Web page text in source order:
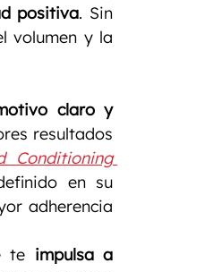
positiva. Sin
volumen y la
claro y
resultados
Conditioning
en su
adherencia
te impulsa a